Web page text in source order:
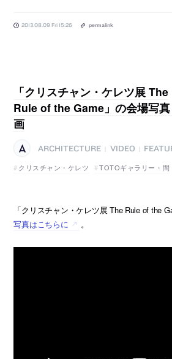
2013.08.09 Fri 15:26 permalink
「クリスチャン・ケレツ展 The
Rule of the Game」の会場写
画
ARCHITECTURE VIDEO
クリスチャン・ケレツ
TOTOギャラリー・間
「クリスチャン・ケレツ展 The Rule of the
写真はこちらに
。